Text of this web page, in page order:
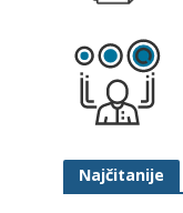
Najčitanije